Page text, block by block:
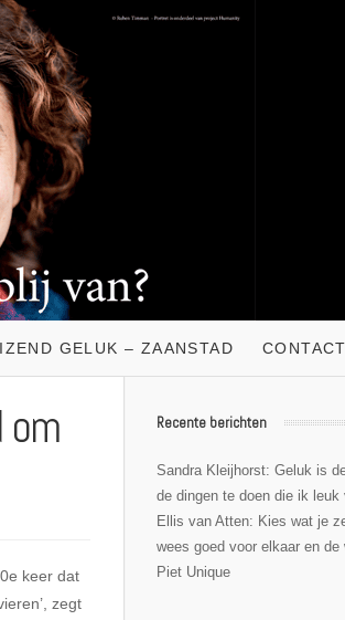
GELUK – ZAANSTAD CONTACT
om
e keer dat
zegt
Recente berichten
Sandra Kleijhorst: Geluk is
de dingen te doen die ik leuk
Ellis van Atten: Kies wat je
wees goed voor elkaar en de
Piet Unique